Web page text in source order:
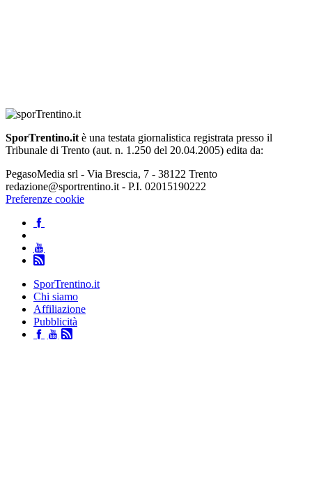
SporTrentino.it è una testata giornalistica registrata presso il
Tribunale di Trento (aut. n. 1.250 del 20.04.2005) edita da:
PegasoMedia srl - Via Brescia, 7 - 38122 Trento
redazione@sportrentino.it - P.I. 02015190222
Preferenze cookie
SporTrentino.it
Chi siamo
Affiliazione
Pubblicità